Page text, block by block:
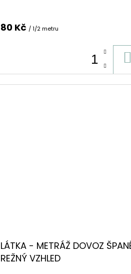
80 Kč / 1/2 metru
LÁTKA - METRÁŽ DOVOZ
REŽNÝ VZHLED